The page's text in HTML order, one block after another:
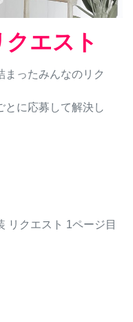
エスト
まったみんなのリク
とに応募して解決し
リクエスト 1ページ目